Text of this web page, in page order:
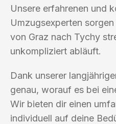
Unsere erfahrenen und
Umzugsexperten
von Graz nach Tychy
unkompliziert abläuft.
Dank unserer
genau, worauf es bei
Wir bieten dir einen
individuell auf deine